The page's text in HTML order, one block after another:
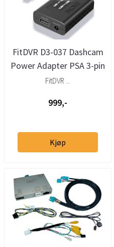
FitDVR D3-037 Dashcam
Power Adapter PSA 3-pin
FitDVR ...
999,-
Kjøp